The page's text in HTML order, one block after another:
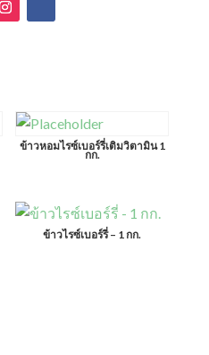
ข้าวหอมไรซ์เบอร์รี่เติมวิตามิน 1
กก.
ข้าวไรซ์เบอร์รี่ – 1 กก.